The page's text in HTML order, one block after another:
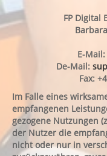
FP Digital
E-Mail:
De-Mail:
Fax:
Im Falle eines
empfangenen
gezogene Nutzungen
der Nutzer die
nicht oder nur in